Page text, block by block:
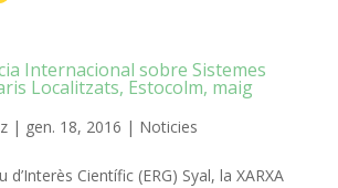
Internacional sobre Sistemes
Localitzats, Estocolm, maig
| gen. 18, 2016 | Noticies
d’Interès Científic (ERG) Syal, la XARXA